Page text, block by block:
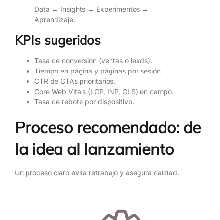
Data → Insights → Experimentos →
Aprendizaje.
KPIs sugeridos
Tasa de conversión (ventas o leads).
Tiempo en página y páginas por sesión.
CTR de CTAs prioritarios.
Core Web Vitals (LCP, INP, CLS) en campo.
Tasa de rebote por dispositivo.
Proceso recomendado: de
la idea al lanzamiento
Un proceso claro evita retrabajo y asegura calidad.